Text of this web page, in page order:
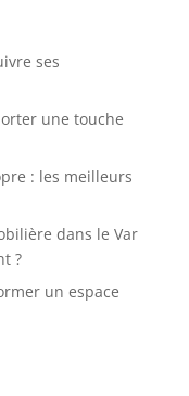
ses
une touche
: les meilleurs
dans le Var
?
un espace